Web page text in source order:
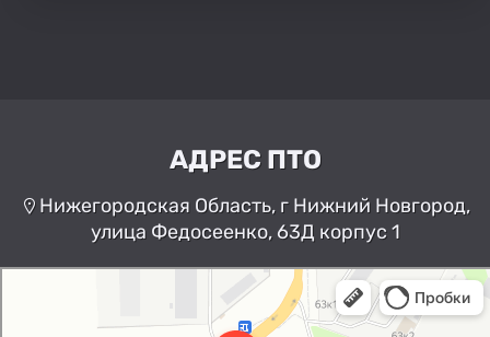
АДРЕС ПТО
Нижегородская Область, г Нижний Новгород,
улица Федосеенко, 63Д корпус 1
Нижний Новгород
Улица Федосеенко, 63Дк1 —
Яндекс Карты